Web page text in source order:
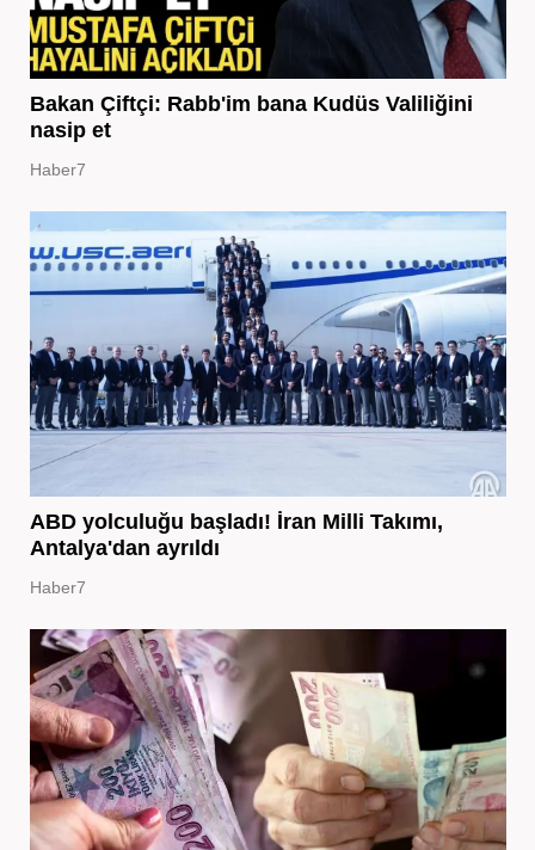
Bakan Çiftçi: Rabb'im bana Kudüs Valiliğini
nasip et
Haber7
ABD yolculuğu başladı! İran Milli Takımı,
Antalya'dan ayrıldı
Haber7